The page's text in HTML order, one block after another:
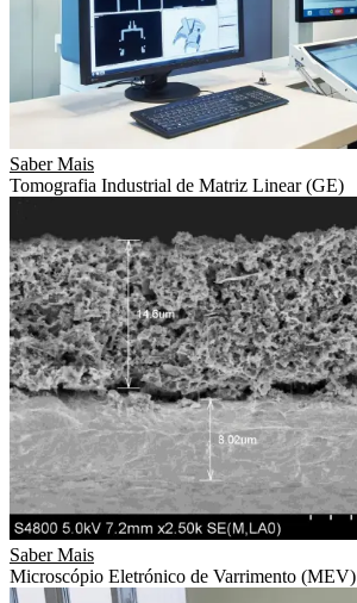
Saber Mais
Tomografia Industrial de Matriz Linear (GE)
Saber Mais
Microscópio Eletrónico de Varrimento (MEV)